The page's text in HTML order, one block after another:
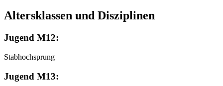
Altersklassen und Disziplinen
Jugend M12:
Stabhochsprung
Jugend M13: